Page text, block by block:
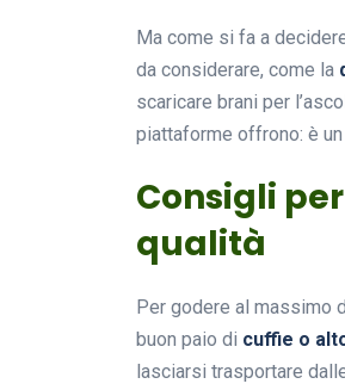
Ma come si fa a
da considerare, come la
scaricare brani per
piattaforme offrono: è
Consigli
qualità
Per godere al massimo
buon paio di cuffie o
lasciarsi trasportare